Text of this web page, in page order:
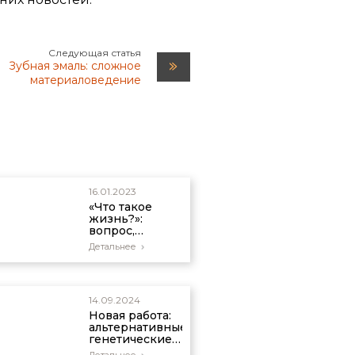
Следующая статья
Зубная эмаль: сложное
материаловедение
16.01.2023
«Что такое
жизнь?»:
вопрос,
который
никогда не
задают
Детальнее
14.09.2024
Новая работа:
альтернативные
генетические
коды лучше